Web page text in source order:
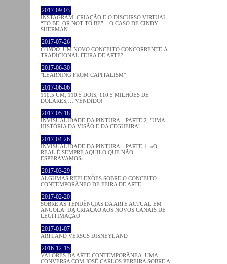
2017-09-03
INSTAGRAM: CRIAÇÃO E O DISCURSO VIRTUAL –
“TO BE, OR NOT TO BE” – O CASO DE CINDY
SHERMAN
2017-07-26
CONDO: UM NOVO CONCEITO CONCORRENTE À
TRADICIONAL FEIRA DE ARTE?
2017-06-30
"LEARNING FROM CAPITALISM"
2017-06-06
110.5 UM, 110.5 DOIS, 110.5 MILHÕES DE
DÓLARES,… VENDIDO!
2017-05-18
INVISUALIDADE DA PINTURA – PARTE 2: "UMA
HISTÓRIA DA VISÃO E DA CEGUEIRA"
2017-04-26
INVISUALIDADE DA PINTURA – PARTE 1: «O
REAL É SEMPRE AQUILO QUE NÃO
ESPERÁVAMOS»
2017-03-29
ALGUMAS REFLEXÕES SOBRE O CONCEITO
CONTEMPORÂNEO DE FEIRA DE ARTE
2017-02-20
SOBRE AS TENDÊNCIAS DA ARTE ACTUAL EM
ANGOLA: DA CRIAÇÃO AOS NOVOS CANAIS DE
LEGITIMAÇÃO
2017-01-07
ARTLAND VERSUS DISNEYLAND
2016-12-15
VALORES DA ARTE CONTEMPORÂNEA: UMA
CONVERSA COM JOSÉ CARLOS PEREIRA SOBRE A